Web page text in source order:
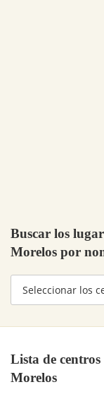
Buscar los
Morelos por
Lista de centros
Morelos